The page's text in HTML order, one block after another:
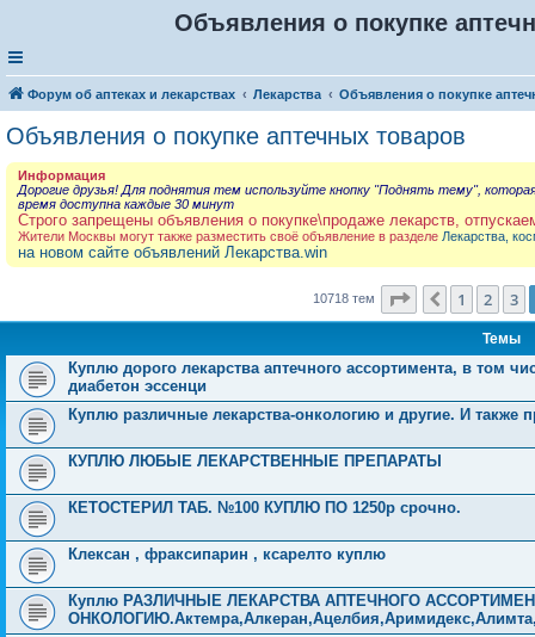
Объявления о покупке
Форум об аптеках и лекарствах Лекарства Объявления о покупке
Объявления о покупке аптечных товаров
Информация
Дорогие друзья! Для поднятия тем используйте кнопку "Поднять тему",
время доступна каждые 30 минут
Строго запрещены объявления о покупке\продаже лекарств,
Жители Москвы могут также разместить своё объявление в разделе Лекарства,
на новом сайте объявлений Лекарства.win
10718 тем Страница4 из
Пред.
1 2 3
Темы
Куплю дорого лекарства аптечного ассортимента, в том
диабетон эссенци
Куплю различные лекарства-онкологию и другие. И также
КУПЛЮ ЛЮБЫЕ ЛЕКАРСТВЕННЫЕ ПРЕПАРАТЫ
КЕТОСТЕРИЛ ТАБ. №100 КУПЛЮ ПО 1250р срочно.
Клексан , фраксипарин , ксарелто куплю
Куплю РАЗЛИЧНЫЕ ЛЕКАРСТВА АПТЕЧНОГО